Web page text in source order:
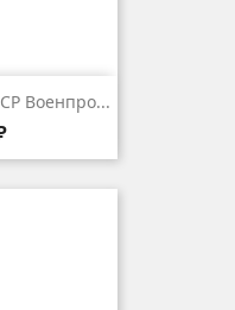
Военпро...